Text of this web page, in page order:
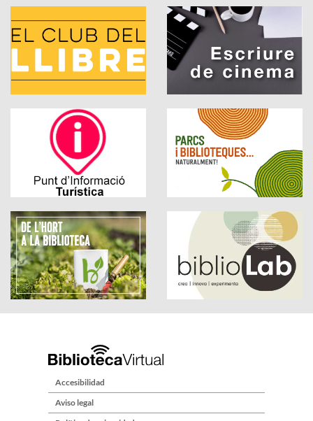
Accesibilidad
Aviso legal